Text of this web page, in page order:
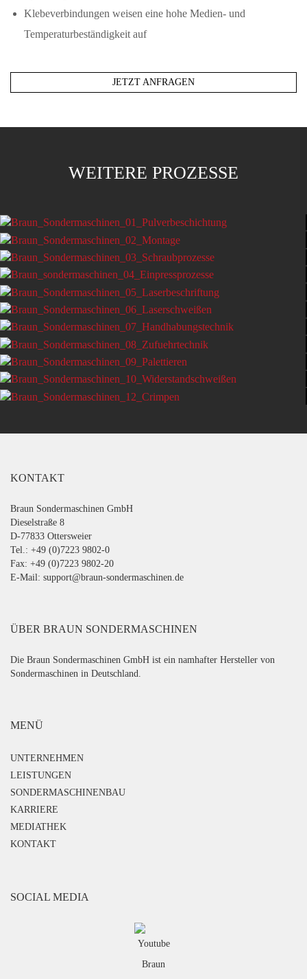
Klebeverbindungen weisen eine hohe Medien- und
Temperaturbeständigkeit auf
JETZT ANFRAGEN
WEITERE PROZESSE
MONTAGEPROZESSE
SCHRAUBPROZESSE
FÜGEPROZESSE
LASERBESCHRIFTUNG
LASERSCHWEISSEN
HANDHABUNGSTECHNIK
ZUFÜHRTECHNIK
PALETTIEREN
WIDERSTANDSSCHWEISSEN
MAGAZINIEREN
KONTAKT
Braun Sondermaschinen GmbH
Dieselstraße 8
D-77833 Ottersweier
Tel.: +49 (0)7223 9802-0
Fax: +49 (0)7223 9802-20
E-Mail: support@braun-sondermaschinen.de
ÜBER BRAUN SONDERMASCHINEN
Die Braun Sondermaschinen GmbH ist ein namhafter Hersteller von
Sondermaschinen in Deutschland.
MENÜ
UNTERNEHMEN
LEISTUNGEN
SONDERMASCHINENBAU
KARRIERE
MEDIATHEK
KONTAKT
SOCIAL MEDIA